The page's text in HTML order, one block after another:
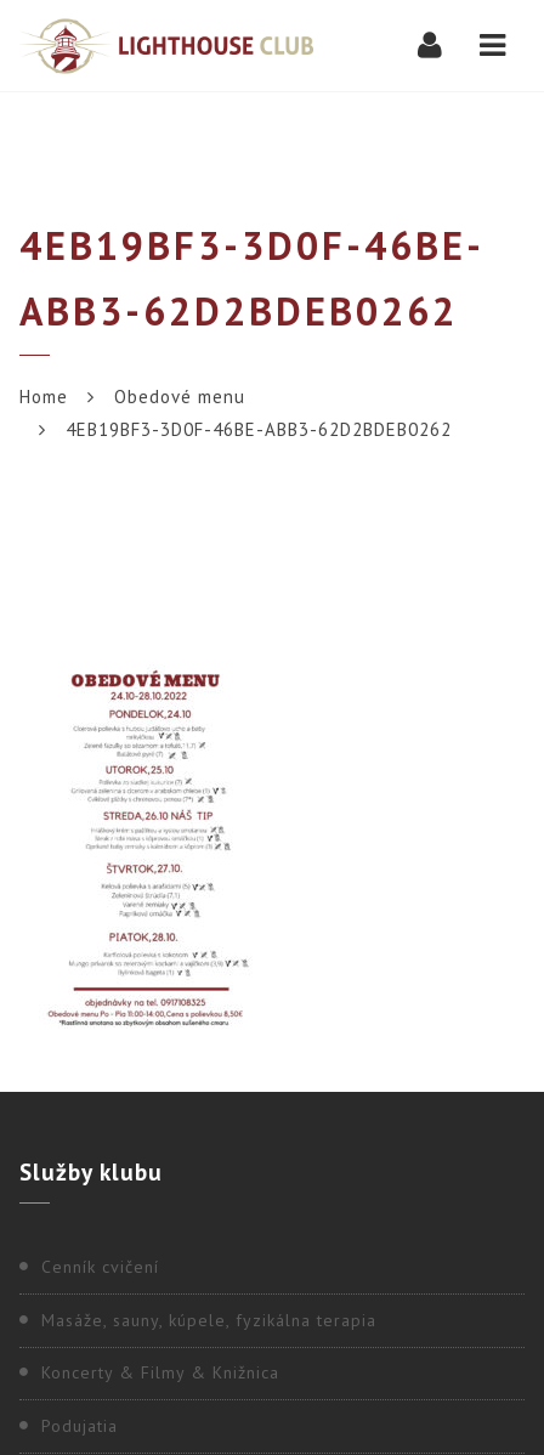
4EB19BF3-3D0F-46BE-
ABB3-62D2BDEB0262
Home
Obedové menu
4EB19BF3-3D0F-46BE-ABB3-62D2BDEB0262
Službyklubu
Cenník cvičení
Masáže, sauny, kúpele, fyzikálna terapia
Koncerty & Filmy & Knižnica
Podujatia